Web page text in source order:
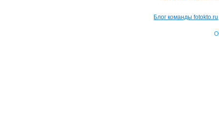
Блог команды fotokto.ru